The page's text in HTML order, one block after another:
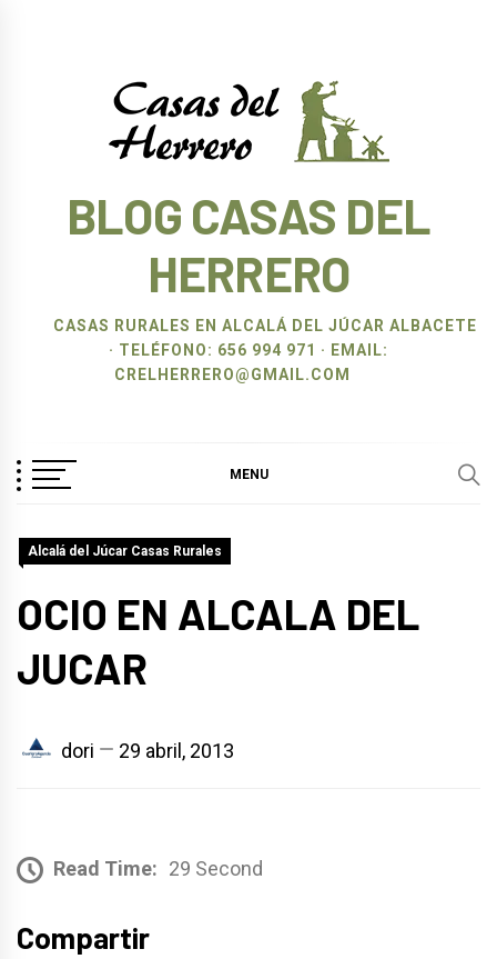
BLOG CASAS DEL
HERRERO
CASAS RURALES EN ALCALÁ DEL JÚCAR ALBACETE
· TELÉFONO: 656 994 971 · EMAIL:
CRELHERRERO@GMAIL.COM
MENU
Alcalá del Júcar Casas Rurales
OCIO EN ALCALA DEL
JUCAR
dori 29 abril, 2013
Read Time: 29 Second
Compartir